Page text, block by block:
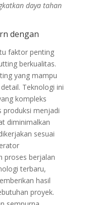
daya tahan
dengan
faktor penting
berkualitas.
yang mampu
Teknologi ini
kompleks
produksi menjadi
diminimalkan
sesuai
proses berjalan
terbaru,
hasil
proyek.